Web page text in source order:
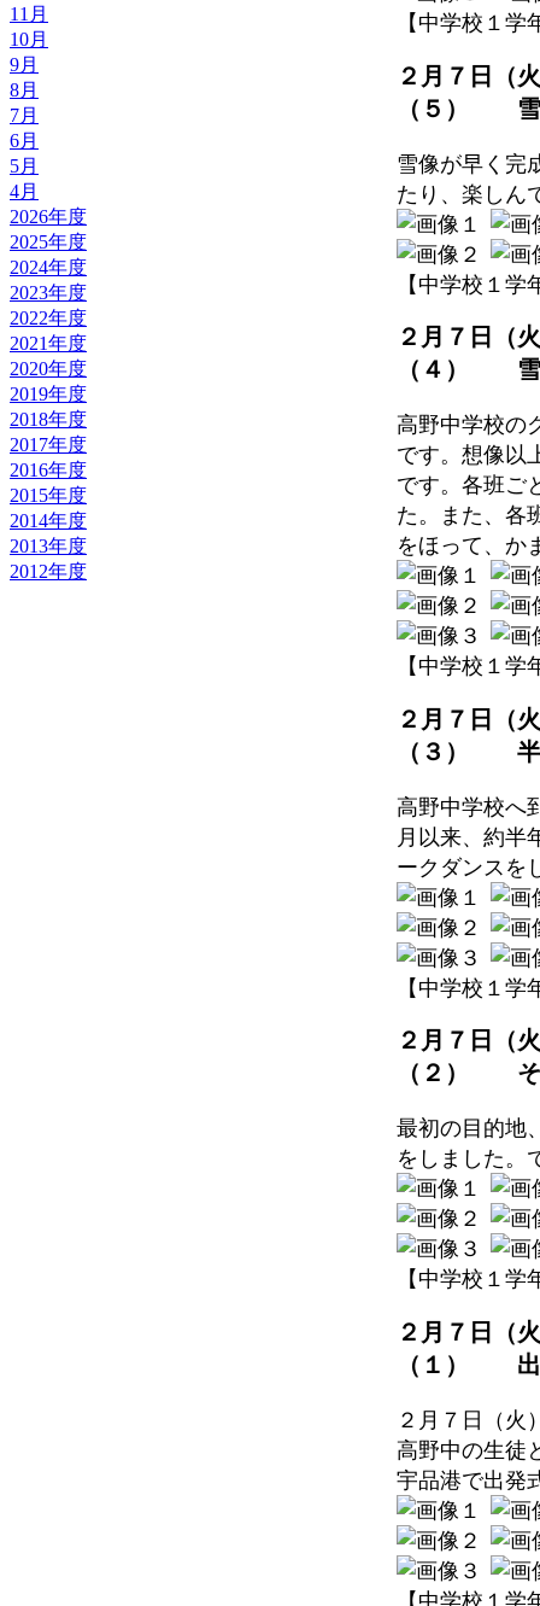
11月
10月
9月
8月
7月
6月
5月
4月
2026年度
2025年度
2024年度
2023年度
2022年度
2021年度
2020年度
2019年度
2018年度
2017年度
2016年度
2015年度
2014年度
2013年度
2012年度
【中学校１学
２月７日（
（５） 雪
雪像が早く完
たり、楽しん
【中学校１学
２月７日（
（４） 雪
高野中学校の
です。想像以
です。各班ご
た。また、各
をほって、か
【中学校１学
２月７日（
（３） 半
高野中学校へ
月以来、約半
ークダンスを
【中学校１学
２月７日（
（２） そ
最初の目的地
をしました。
【中学校１学
２月７日（
（１） 出
２月７日（火
高野中の生徒
宇品港で出発
【中学校１学